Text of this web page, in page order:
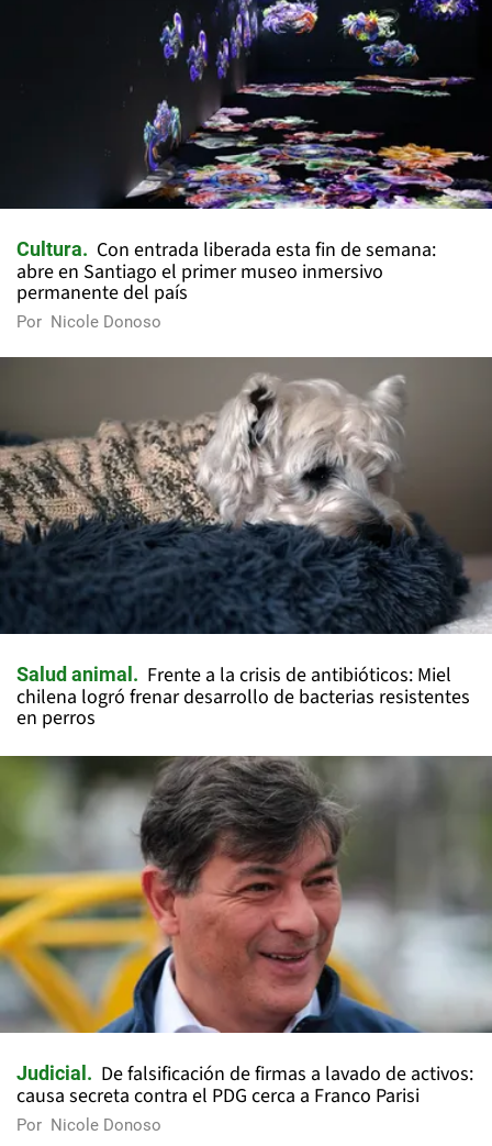
Cultura
Con entrada liberada esta fin de semana:
abre en Santiago el primer museo inmersivo
permanente del país
Por Nicole Donoso
Salud animal
Frente a la crisis de antibióticos: Miel
chilena logró frenar desarrollo de bacterias resistentes
en perros
Judicial
De falsificación de firmas a lavado de activos:
causa secreta contra el PDG cerca a Franco Parisi
Por Nicole Donoso